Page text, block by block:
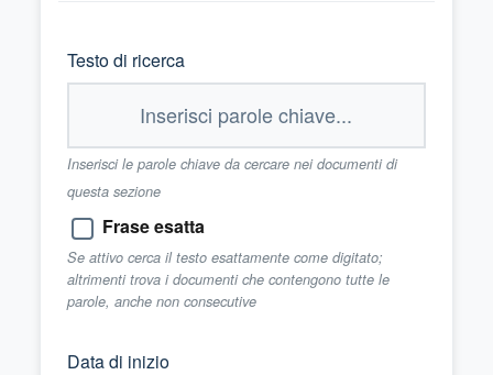
Testo di ricerca
Inserisci le parole chiave da cercare nei documenti di
questa sezione
Frase esatta
Se attivo cerca il testo esattamente come digitato;
altrimenti trova i documenti che contengono tutte le
parole, anche non consecutive
Data di inizio